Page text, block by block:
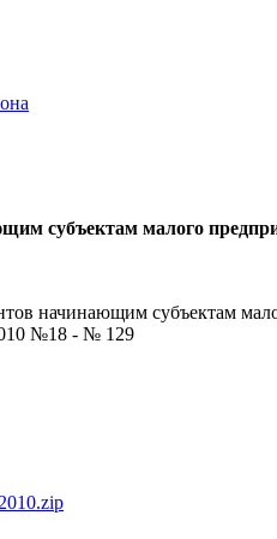
субъектам малого
начинающим субъектам
№18 - № 129